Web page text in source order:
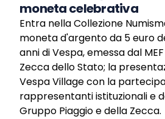
moneta celebrativa
Entra nella Collezione
moneta d'argento da 5 euro
anni di Vespa, emessa dal
Zecca dello Stato; la
Vespa Village con la
rappresentanti istituzionali e
Gruppo Piaggio e della Zecca.